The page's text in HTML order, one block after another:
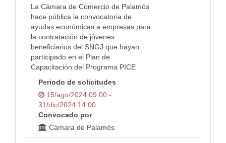
La Cámara de Comercio de Palamós
hace pública la convocatoria de
ayudas económicas a empresas para
la contratación de jóvenes
beneficiarios del SNGJ que hayan
participado en el Plan de
Capacitación del Programa PICE
Periodo de solicitudes
15/ago/2024 09:00 -
31/dic/2024 14:00
Convocado por
Cámara de Palamós